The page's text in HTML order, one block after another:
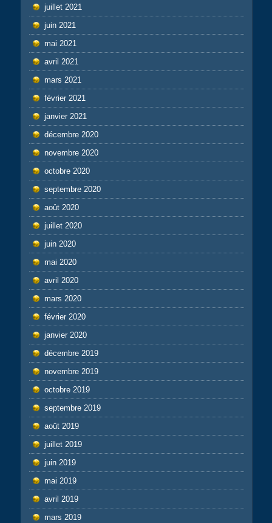
juillet 2021
juin 2021
mai 2021
avril 2021
mars 2021
février 2021
janvier 2021
décembre 2020
novembre 2020
octobre 2020
septembre 2020
août 2020
juillet 2020
juin 2020
mai 2020
avril 2020
mars 2020
février 2020
janvier 2020
décembre 2019
novembre 2019
octobre 2019
septembre 2019
août 2019
juillet 2019
juin 2019
mai 2019
avril 2019
mars 2019